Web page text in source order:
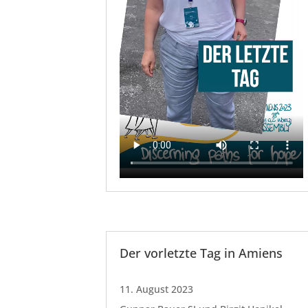
Der vorletzte Tag in Amiens
11. August 2023